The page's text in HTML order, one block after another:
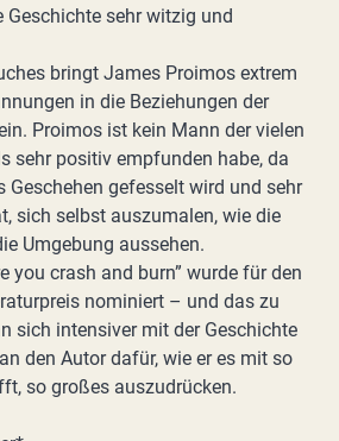
sehr witzig und
bringt James Proimos extrem
in die Beziehungen der
Proimos ist kein Mann der vielen
sehr positiv empfunden habe, da
Geschehen gefesselt wird und sehr
sich selbst auszumalen, wie die
Umgebung aussehen.
you crash and burn” wurde für den
nominiert – und das zu
sich intensiver mit der Geschichte
den Autor dafür, wie er es mit so
so großes auszudrücken.